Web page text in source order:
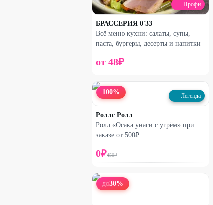
Профи
БРАССЕРИЯ 0'33
Всё меню кухни: салаты, супы,
паста, бургеры, десерты и напитки
от 48₽
100% Легенда
Роллс Ролл
Ролл «Осака унаги с угрём» при
заказе от 500₽
0₽450₽
ДО30%